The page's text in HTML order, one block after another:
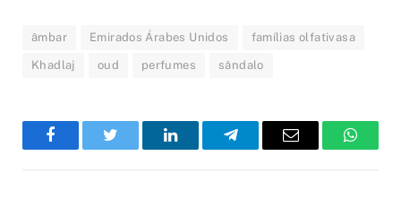
âmbar Emirados Árabes Unidos famílias olfativasa
Khadlaj oud perfumes sândalo
FacebookTwitter LinkedInTelegramEmail